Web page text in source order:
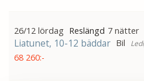
26/12 lördag 7 nätter
Liatunet, 10-12 bäddar Bil
68 260:-